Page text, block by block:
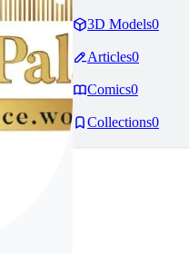
3D Models0
Articles0
Comics0
Collections0